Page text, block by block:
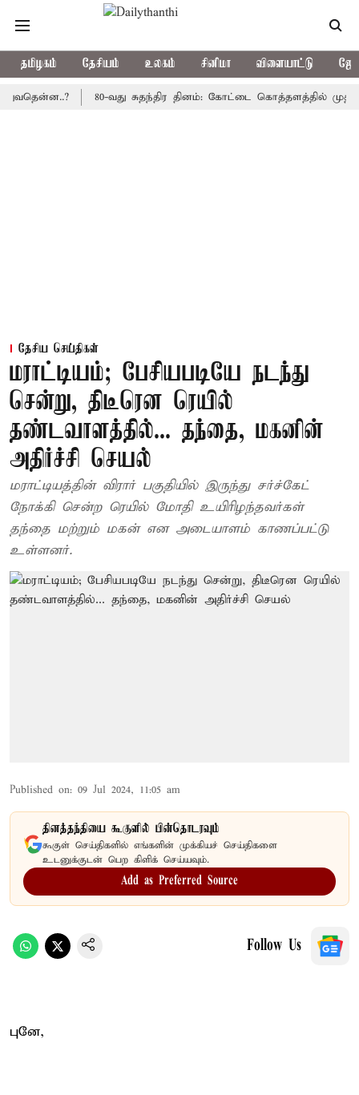
தமிழகம் தேசியம் உலகம் சினிமா விளையாட்டு
80-வது சுதந்திர தினம்: கோட்டை கொத்தளத்தில் முதல்
தேசிய செய்திகள்
மராட்டியம்; பேசியபடியே நடந்து
சென்று, திடீரென ரெயில்
தண்டவாளத்தில்... தந்தை, மகனின்
அதிர்ச்சி செயல்
மராட்டியத்தின் விரார் பகுதியில் இருந்து சர்ச்கேட்
நோக்கி சென்ற ரெயில் மோதி உயிரிழந்தவர்கள்
தந்தை மற்றும் மகன் என அடையாளம் காணப்பட்டு
உள்ளனர்.
Published on: 09 Jul 2024, 11:05 am
தினத்தந்தியை கூகுளில் பின்தொடரவும்
கூகுள் செய்திகளில் எங்களின் முக்கியச் செய்திகளை
உடனுக்குடன் பெற கிளிக் செய்யவும்.
Add as Preferred Source
Follow Us
புனே,